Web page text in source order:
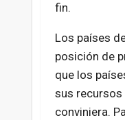
fin.
Los países
posición de
que los
sus recursos
conviniera.